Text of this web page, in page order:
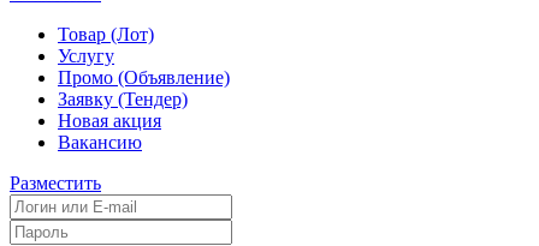
Товар (Лот)
Услугу
Промо (Объявление)
Заявку (Тендер)
Новая акция
Вакансию
Разместить